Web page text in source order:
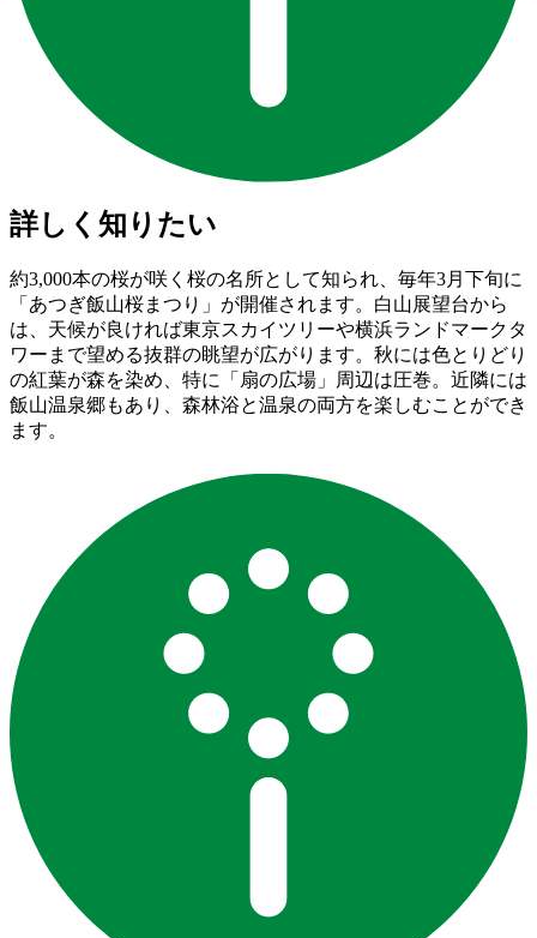
詳しく知りたい
約3,000本の桜が咲く桜の名所として知られ、毎年3月下旬に
「あつぎ飯山桜まつり」が開催されます。白山展望台から
は、天候が良ければ東京スカイツリーや横浜ランドマークタ
ワーまで望める抜群の眺望が広がります。秋には色とりどり
の紅葉が森を染め、特に「扇の広場」周辺は圧巻。近隣には
飯山温泉郷もあり、森林浴と温泉の両方を楽しむことができ
ます。